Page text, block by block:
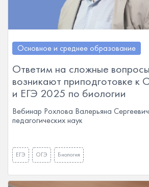
Основное и среднее образование
Ответим на сложные
возникают приподготовке к
и ЕГЭ 2025 по биологии
Вебинар Рохлова Валерьяна
педагогических наук
ЕГЭ ОГЭ Биология